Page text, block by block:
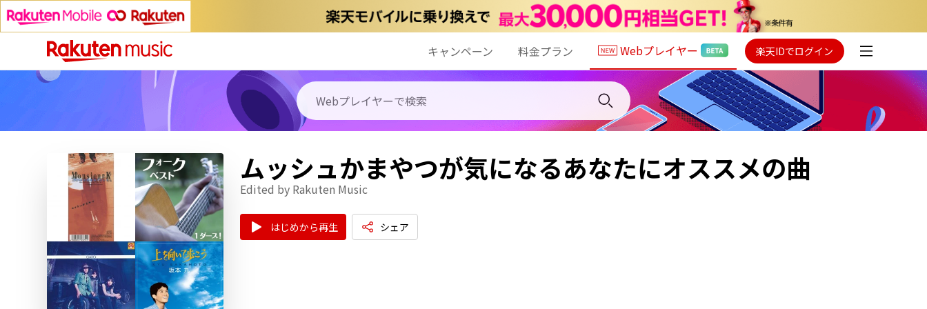
キャンペーン 料金プラン Webプレイヤー 楽天IDでログイン
ムッシュかまやつが気になるあなたにオススメの曲
Edited by Rakuten Music
はじめから再生 シェア